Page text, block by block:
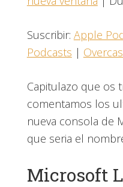
PocketCasts
FEED RSS
ENLACE
INCRUSTAR
Suscribir: Apple
Podcasts |
Capitulazo que os
comentamos los
nueva consola de
que seria el
Microsoft